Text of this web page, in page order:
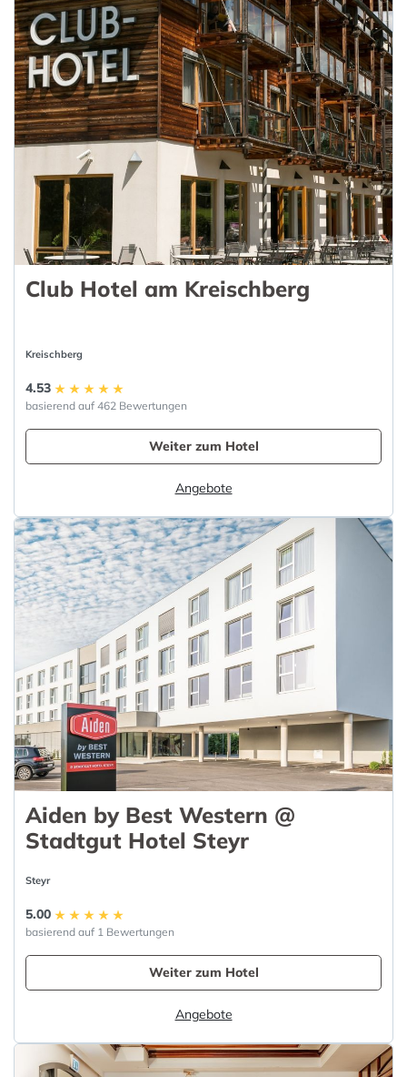
Club Hotel am Kreischberg
Kreischberg
4.53
basierend auf 462 Bewertungen
Weiter zum Hotel
Angebote
Aiden by Best Western @
Stadtgut Hotel Steyr
Steyr
5.00
basierend auf 1 Bewertungen
Weiter zum Hotel
Angebote